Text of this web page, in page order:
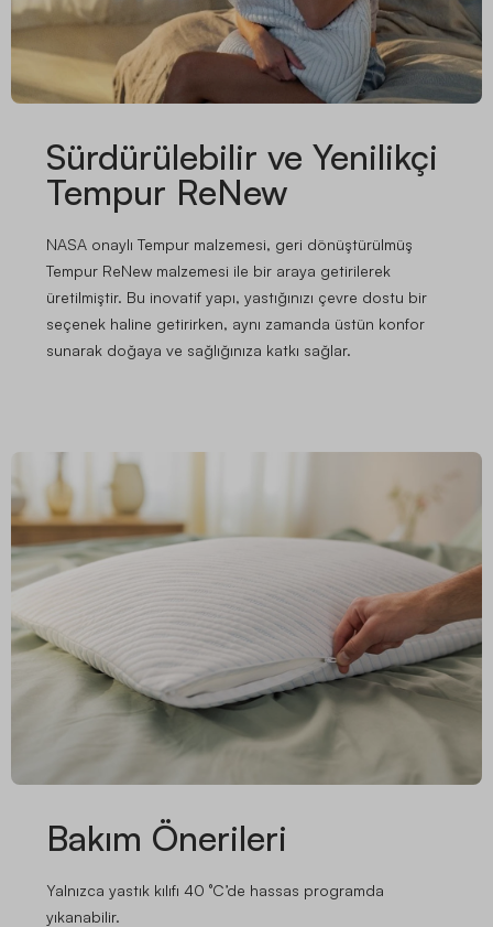
Sürdürülebilir ve Yenilikçi
Tempur ReNew
NASA onaylı Tempur malzemesi, geri dönüştürülmüş
Tempur ReNew malzemesi ile bir araya getirilerek
üretilmiştir. Bu inovatif yapı, yastığınızı çevre dostu bir
seçenek haline getirirken, aynı zamanda üstün konfor
sunarak doğaya ve sağlığınıza katkı sağlar.
Bakım Önerileri
Yalnızca yastık kılıfı 40 °C’de hassas programda
yıkanabilir.